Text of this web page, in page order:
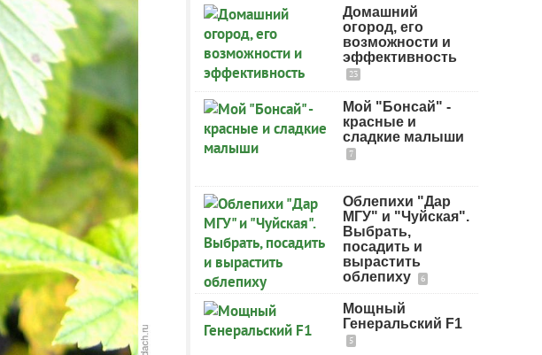
Домашний
огород, его
возможности и
эффективность
23
Мой "Бонсай" -
красные и
сладкие малыши
7
Облепихи "Дар
МГУ" и "Чуйская".
Выбрать,
посадить и
вырастить
облепиху
6
Мощный
Генеральский F1
5